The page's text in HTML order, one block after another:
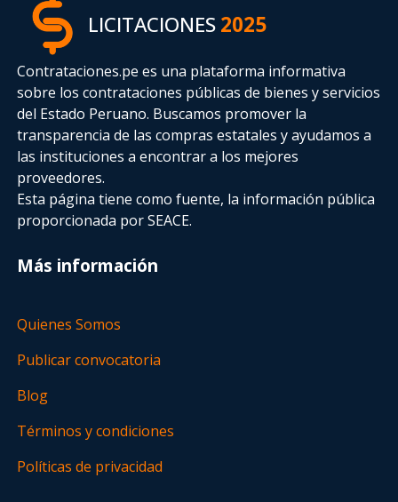
LICITACIONES2025
Contrataciones.pe es una plataforma informativa
sobre los contrataciones públicas de bienes y servicios
del Estado Peruano. Buscamos promover la
transparencia de las compras estatalesy ayudamos a
las instituciones a encontrar a los mejores
proveedores.
Esta página tiene como fuente, la información pública
proporcionada por SEACE.
Más información
Quienes Somos
Publicar convocatoria
Blog
Términos y condiciones
Políticas de privacidad